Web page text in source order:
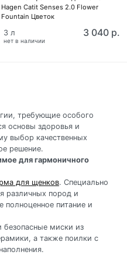
Hagen Catit Senses 2.0 Flower
Fountain Цветок
нет в наличии
3 л 3 040 р.
требующие особого
основы здоровья и
выбор качественных
решение.
для гармоничного
для щенков. Специально
различных пород и
полноценное питание и
безопасные миски из
а также поилки с